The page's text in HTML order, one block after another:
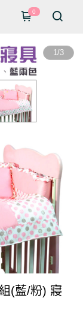
0
1/3
(藍/粉) 寢